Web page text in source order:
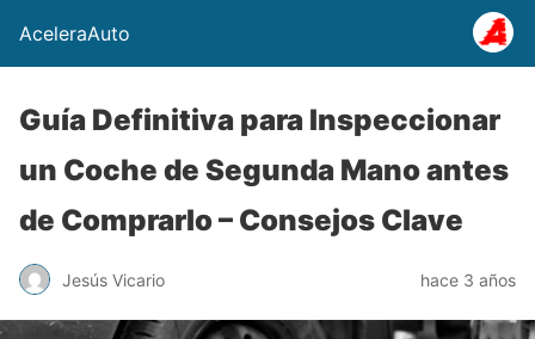
AceleraAuto
Guía Definitiva para Inspeccionar
un Coche de Segunda Mano antes
de Comprarlo – Consejos Clave
Jesús Vicario hace 3 años